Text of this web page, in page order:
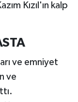
Kızıl'ın kalp
ve emniyet
ve